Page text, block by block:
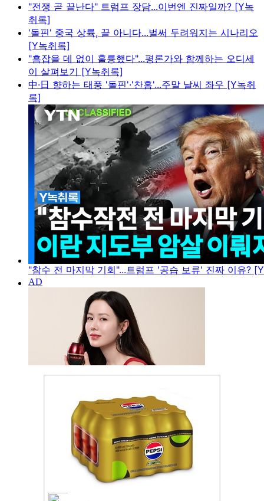
"전쟁 곧 끝난다" 트럼프 장담...이번엔 진짜일까? [Y녹
취록]
'돌핀' 중국 상륙, 끝 아니다...벌써 두려워지는 시나리오
[Y녹취록]
"흠잡을 데 없이 훌륭했다"...평론가와 함께하는 오디세
이 살펴보기 [Y녹취록]
中·日 향하는 태풍 '돌핀'·'찬홈'...주말 날씨 좌우 [Y녹취
록]
"참수 전 마지막 기회"...트럼프 '공습 보류' 진짜 이유?